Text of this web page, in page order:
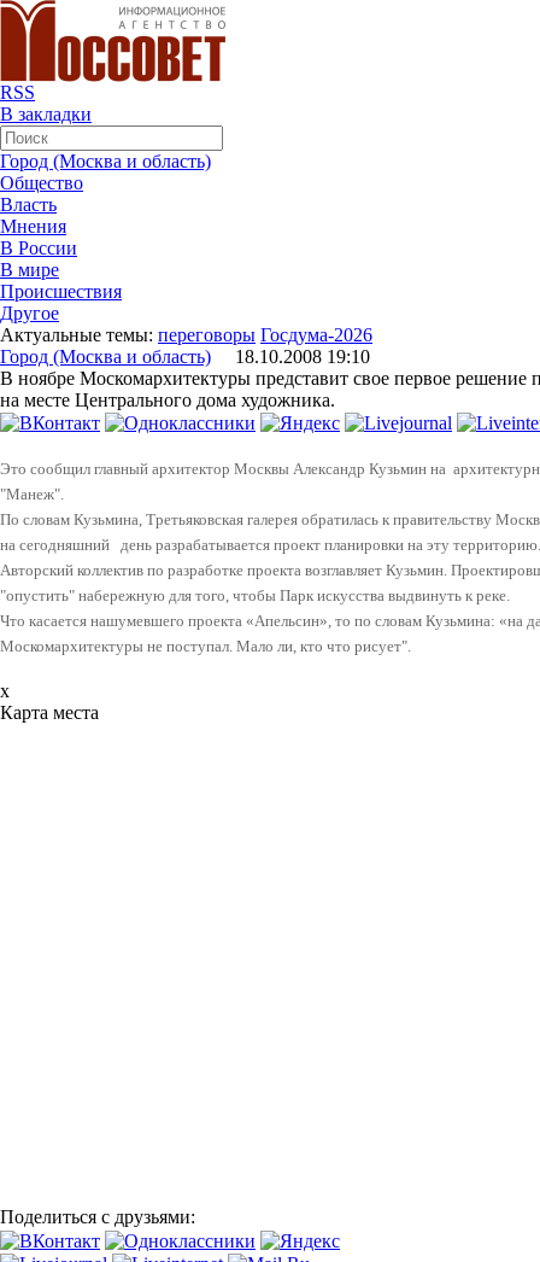
RSS
В закладки
Город (Москва и область)
Общество
Власть
Мнения
В России
В мире
Происшествия
Другое
Актуальные темы: переговоры Госдума-2026
Город (Москва и область) 18.10.2008 19:10
В ноябре Москомархитектуры представит свое первое решение
на месте Центрального дома художника.
Это сообщил главный архитектор Москвы Александр Кузьмин на
"Манеж".
По словам Кузьмина, Третьяковская галерея обратилась к правительству
на сегодняшний день разрабатывается проект планировки на эту территорию.
Авторский коллектив по разработке проекта возглавляет Кузьмин.
"опустить" набережную для того, чтобы Парк искусства выдвинуть к реке.
Что касается нашумевшего проекта «Апельсин», то по словам Кузьмина: «на
Москомархитектуры не поступал. Мало ли, кто что рисует".
x
Карта места
Поделиться с друзьями: